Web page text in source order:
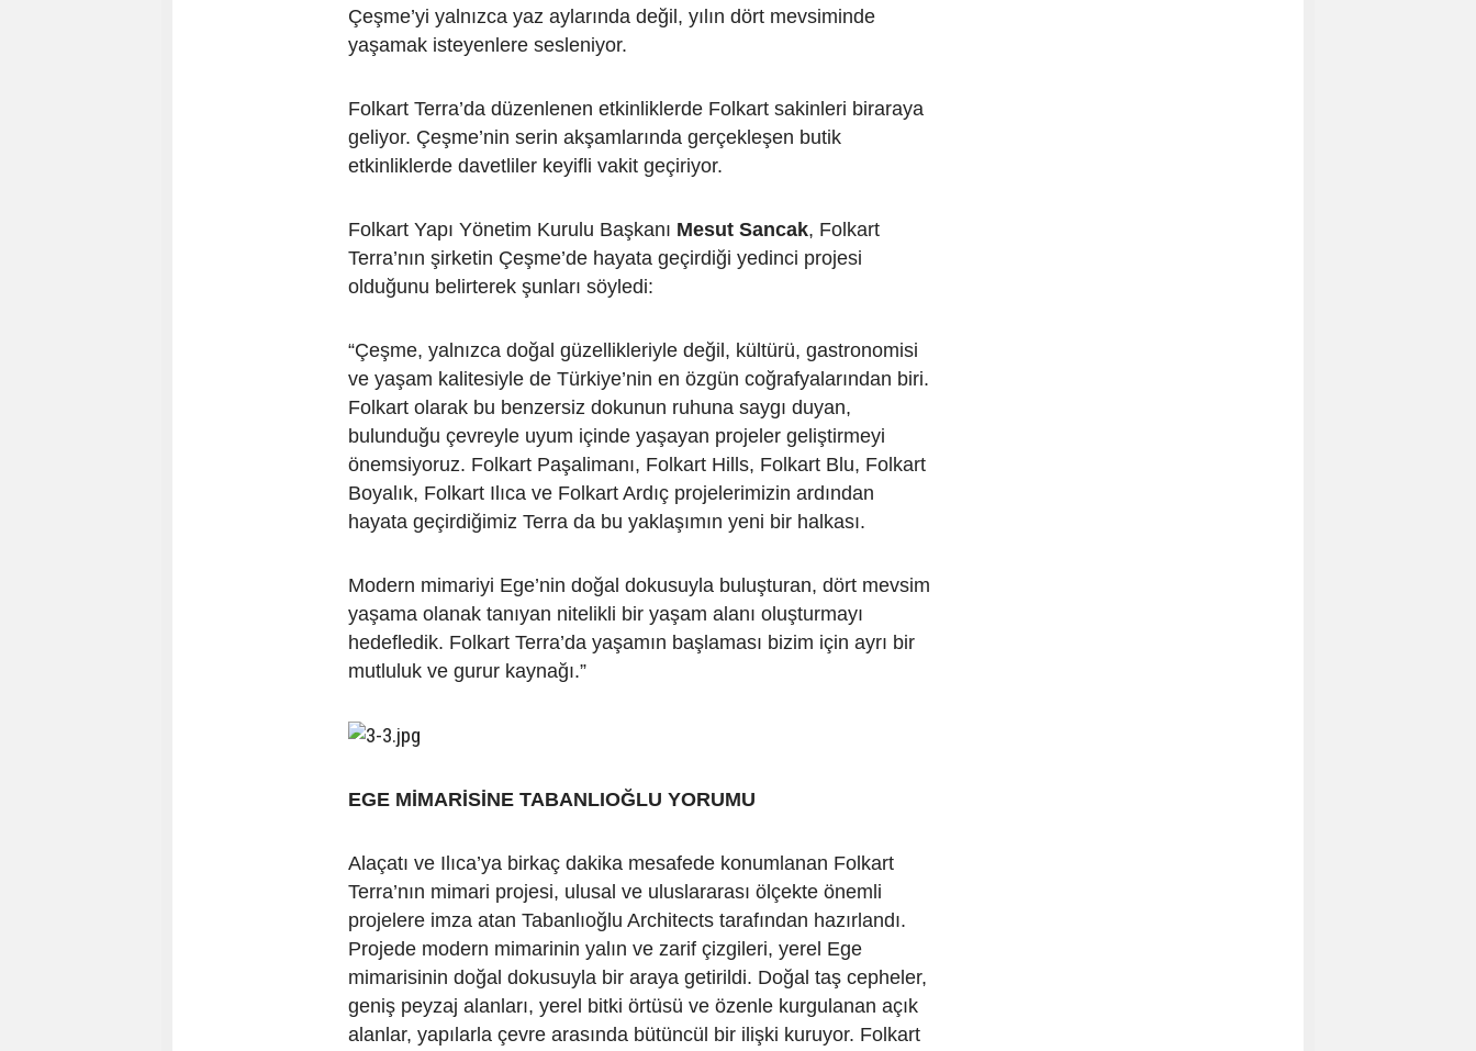
Çeşme’yi yalnızca yaz aylarında değil, yılın dört mevsiminde
yaşamak isteyenlere sesleniyor.
Folkart Terra’da düzenlenen etkinliklerde Folkart sakinleri biraraya
geliyor. Çeşme’nin serin akşamlarında gerçekleşen butik
etkinliklerde davetliler keyifli vakit geçiriyor.
Folkart Yapı Yönetim Kurulu Başkanı Mesut Sancak, Folkart
Terra’nın şirketin Çeşme’de hayata geçirdiği yedinci projesi
olduğunu belirterek şunları söyledi:
“Çeşme, yalnızca doğal güzellikleriyle değil, kültürü, gastronomisi
ve yaşam kalitesiyle de Türkiye’nin en özgün coğrafyalarından biri.
Folkart olarak bu benzersiz dokunun ruhuna saygı duyan,
bulunduğu çevreyle uyum içinde yaşayan projeler geliştirmeyi
önemsiyoruz. Folkart Paşalimanı, Folkart Hills, Folkart Blu, Folkart
Boyalık, Folkart Ilıca ve Folkart Ardıç projelerimizin ardından
hayata geçirdiğimiz Terra da bu yaklaşımın yeni bir halkası.
Modern mimariyi Ege’nin doğal dokusuyla buluşturan, dört mevsim
yaşama olanak tanıyan nitelikli bir yaşam alanı oluşturmayı
hedefledik. Folkart Terra’da yaşamın başlaması bizim için ayrı bir
mutluluk ve gurur kaynağı.”
EGE MİMARİSİNE TABANLIOĞLU YORUMU
Alaçatı ve Ilıca’ya birkaç dakika mesafede konumlanan Folkart
Terra’nın mimari projesi, ulusal ve uluslararası ölçekte önemli
projelere imza atan Tabanlıoğlu Architects tarafından hazırlandı.
Projede modern mimarinin yalın ve zarif çizgileri, yerel Ege
mimarisinin doğal dokusuyla bir araya getirildi. Doğal taş cepheler,
geniş peyzaj alanları, yerel bitki örtüsü ve özenle kurgulanan açık
alanlar, yapılarla çevre arasında bütüncül bir ilişki kuruyor. Folkart